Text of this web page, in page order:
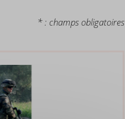
* : champs obligatoires